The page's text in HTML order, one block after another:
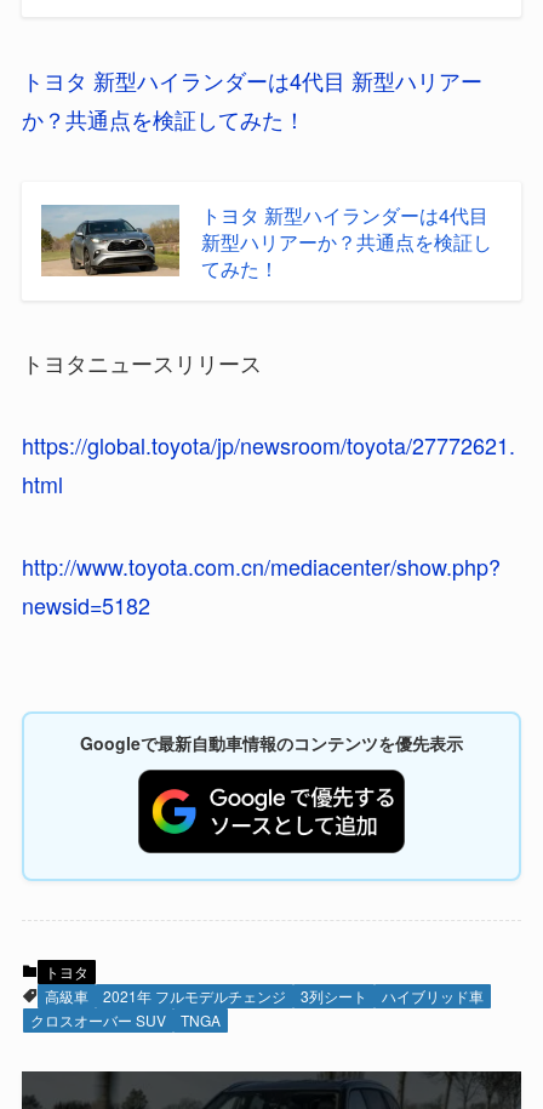
トヨタ 新型ハイランダーは4代目 新型ハリアー
か？共通点を検証してみた！
トヨタ 新型ハイランダーは4代目
新型ハリアーか？共通点を検証し
てみた！
トヨタニュースリリース
https://global.toyota/jp/newsroom/toyota/27772621.
html
http://www.toyota.com.cn/mediacenter/show.php?
newsid=5182
Googleで最新自動車情報のコンテンツを優先表示
トヨタ
高級車
2021年 フルモデルチェンジ 3列シート
ハイブリッド車
クロスオーバー SUV
TNGA